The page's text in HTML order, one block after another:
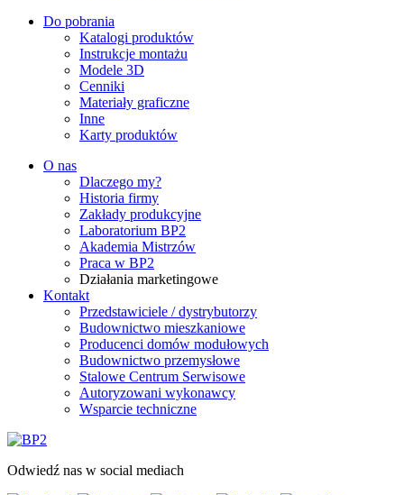
Do pobrania
Katalogi produktów
Instrukcje montażu
Modele 3D
Cenniki
Materiały graficzne
Inne
Karty produktów
O nas
Dlaczego my?
Historia firmy
Zakłady produkcyjne
Laboratorium BP2
Akademia Mistrzów
Praca w BP2
Działania marketingowe
Kontakt
Przedstawiciele / dystrybutorzy
Budownictwo mieszkaniowe
Producenci domów modułowych
Budownictwo przemysłowe
Stalowe Centrum Serwisowe
Autoryzowani wykonawcy
Wsparcie techniczne
Odwiedź nas w social mediach